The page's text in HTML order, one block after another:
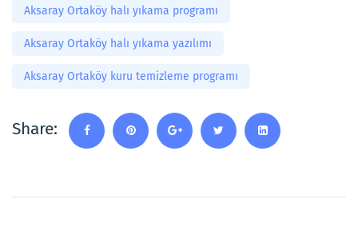
Aksaray Ortaköy halı yıkama programı
Aksaray Ortaköy halı yıkama yazılımı
Aksaray Ortaköy kuru temizleme programı
Share: